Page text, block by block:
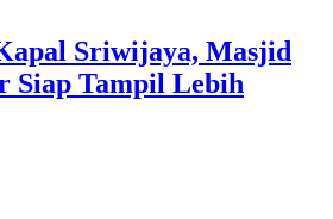
Sriwijaya, Masjid
Siap Tampil Lebih